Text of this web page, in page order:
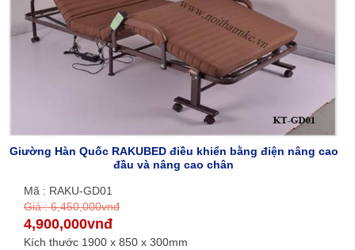
Giường Hàn Quốc RAKUBED điều khiển bằng điện nâng cao
đầu và nâng cao chân
Mã : RAKU-GD01
Giá : 6,450,000vnđ
4,900,000vnđ
Kích thước 1900 x 850 x 300mm